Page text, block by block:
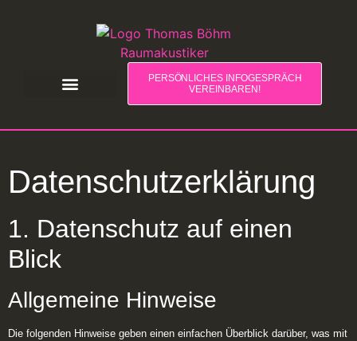
PERSÖNLICHES INFOGESPRÄCH
VEREINBAREN!
Datenschutz­erklärung
1. Datenschutz auf einen
Blick
Allgemeine Hinweise
Die folgenden Hinweise geben einen einfachen Überblick darüber, was mit